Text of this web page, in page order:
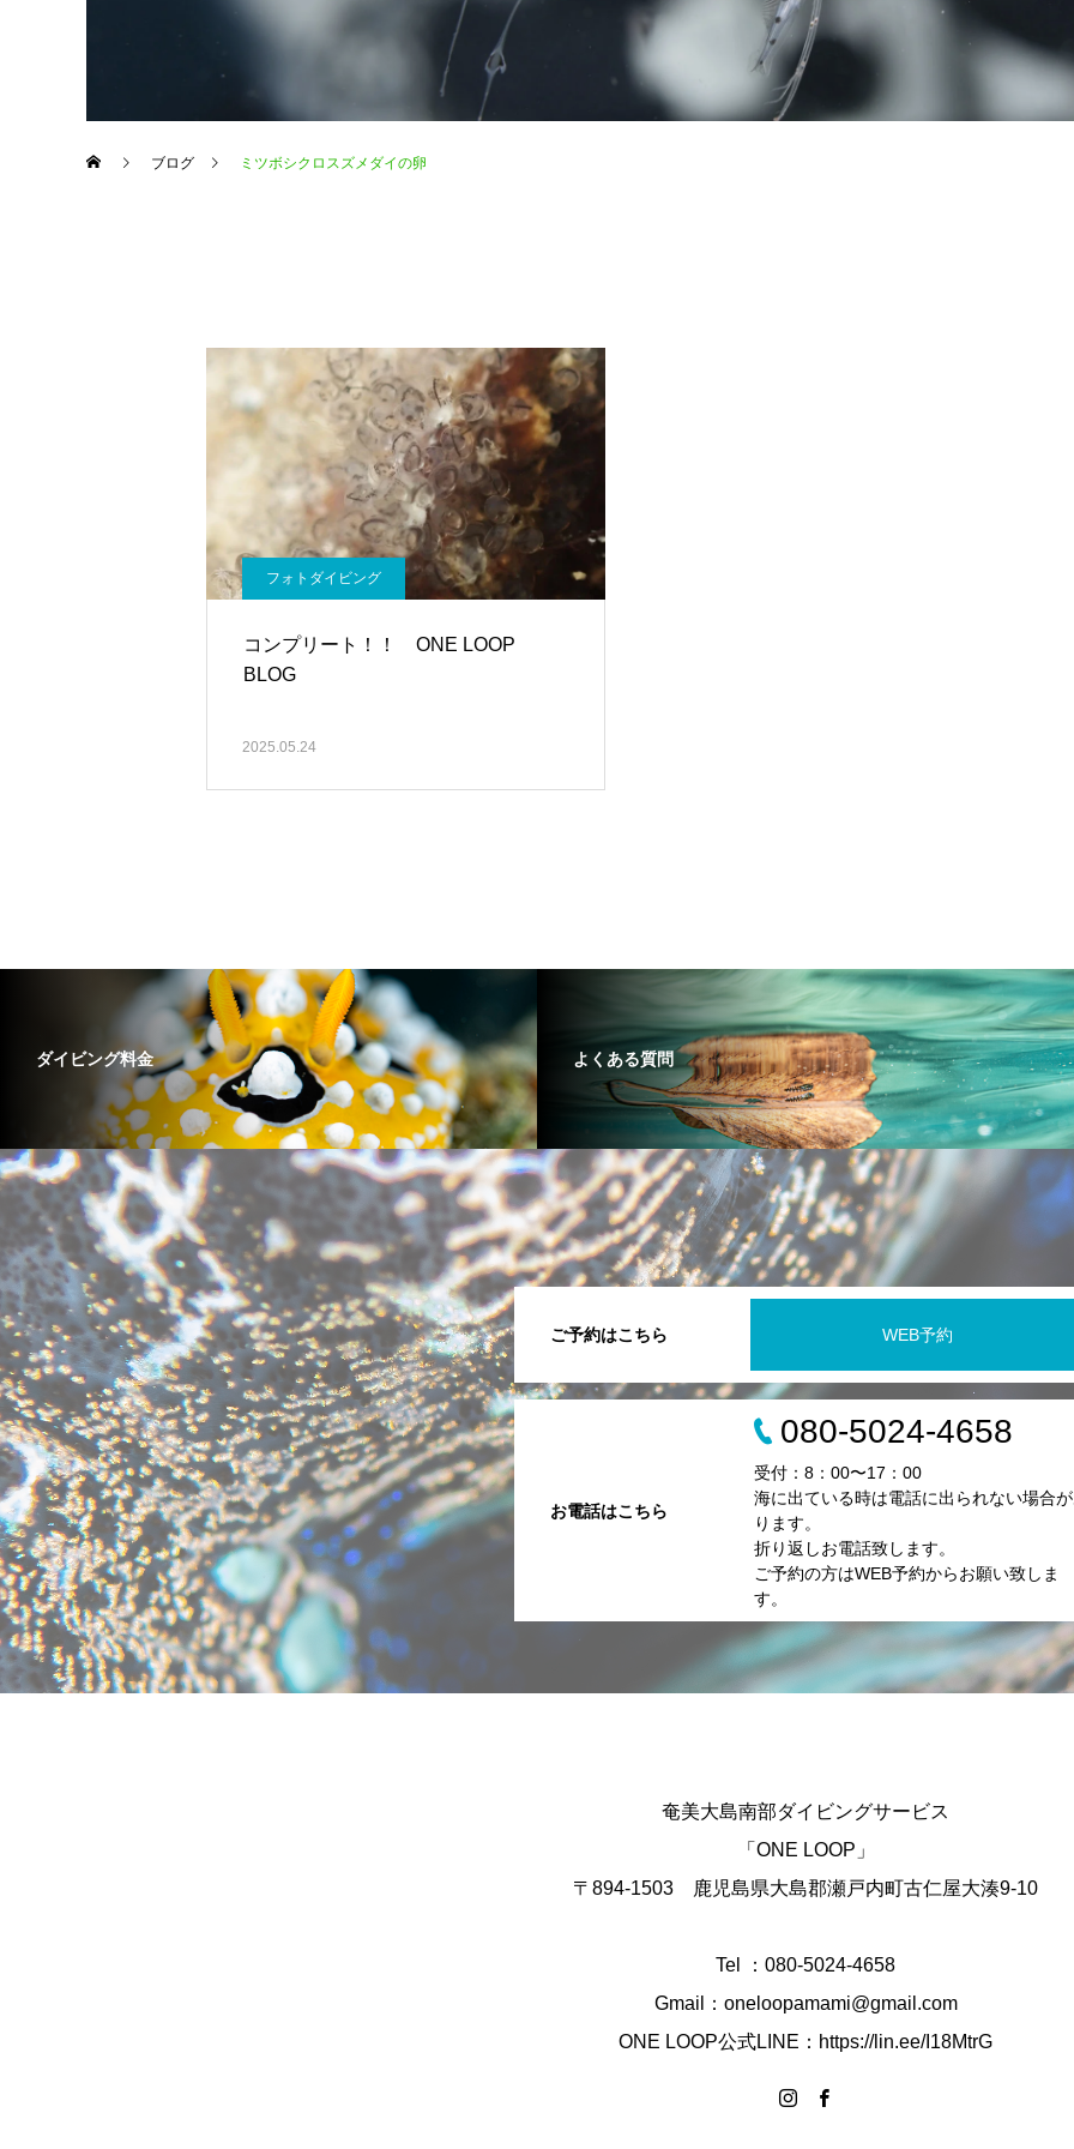
ブログ ミツボシクロスズメダイの卵
フォトダイビング
コンプリート！！ ONE LOOP
BLOG
2025.05.24
ダイビング料金 よくある質問
ご予約はこちら WEB予約
お電話はこちら
080-5024-4658
受付：8：00〜17：00
海に出ている時は電話に出られない場合
ります。
折り返しお電話致します。
ご予約の方はWEB予約からお願い致しま
す。
奄美大島南部ダイビングサービス
「ONE LOOP」
〒894-1503 鹿児島県大島郡瀬戸内町古仁屋大湊9-10
Tel ：080-5024-4658
Gmail：oneloopamami@gmail.com
ONE LOOP公式LINE：https://lin.ee/I18MtrG